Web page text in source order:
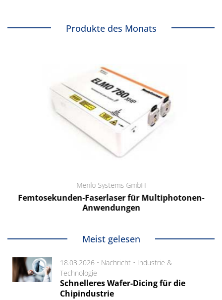
Produkte des Monats
Menlo Systems GmbH
Femtosekunden-Faserlaser für Multiphotonen-
Anwendungen
Meist gelesen
18.03.2026 • Nachricht • Industrie &
Technologie
Schnelleres Wafer-Dicing für die
Chipindustrie